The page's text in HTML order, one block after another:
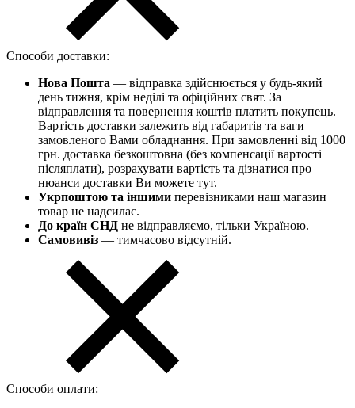
Способи доставки:
Нова Пошта — відправка здійснюється у будь-який
день тижня, крім неділі та офіційних свят. За
відправлення та повернення коштів платить покупець.
Вартість доставки залежить від габаритів та ваги
замовленого Вами обладнання. При замовленні від 1000
грн. доставка безкоштовна (без компенсації вартості
післяплати), розрахувати вартість та дізнатися про
нюанси доставки Ви можете тут.
Укрпоштою та іншими перевізниками наш магазин
товар не надсилає.
До країн СНД не відправляємо, тільки Україною.
Самовивіз — тимчасово відсутній.
Способи оплати: